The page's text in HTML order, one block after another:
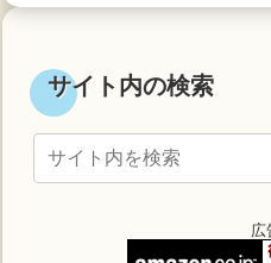
サイト内の検索
広